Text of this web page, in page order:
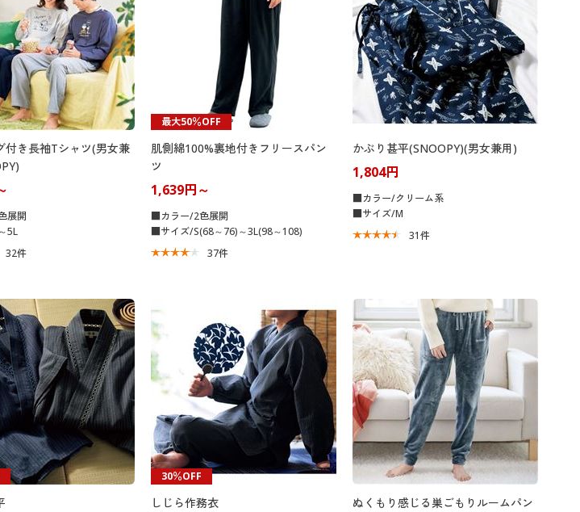
付き長袖Tシャツ(男女兼
展開
5L
32件
最大50％OFF
肌側綿100%裏地付きフリースパン
ツ
1,639円～
■カラー/2色展開
■サイズ/S(68～76)～3L(98～108)
37件
かぶり甚平(SNOOPY)(男女兼用)
1,804円
■カラー/クリーム系
■サイズ/M
31件
30％OFF
しじら作務衣
ぬくもり感じる巣ごもりルームパン